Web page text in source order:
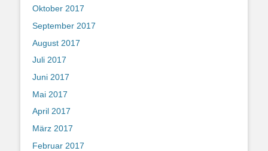
Oktober 2017
September 2017
August 2017
Juli 2017
Juni 2017
Mai 2017
April 2017
März 2017
Februar 2017